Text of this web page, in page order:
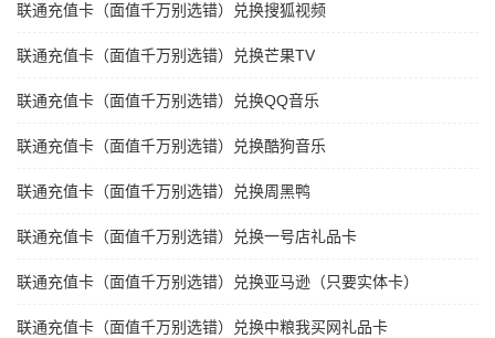
联通充值卡（面值千万别选错）兑换搜狐视频
联通充值卡（面值千万别选错）兑换芒果TV
联通充值卡（面值千万别选错）兑换QQ音乐
联通充值卡（面值千万别选错）兑换酷狗音乐
联通充值卡（面值千万别选错）兑换周黑鸭
联通充值卡（面值千万别选错）兑换一号店礼品卡
联通充值卡（面值千万别选错）兑换亚马逊（只要实体卡）
联通充值卡（面值千万别选错）兑换中粮我买网礼品卡